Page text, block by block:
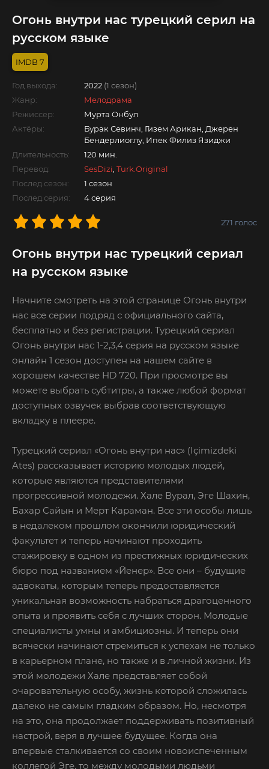
Огонь внутри нас турецкий серил на
русском языке
7
Год выхода: 2022 (1 сезон)
Жанр:
Мелодрама
Режиссер:
Мурта Онбул
Актёры:
Бурак Севинч, Гизем Арикан, Джерен
Бендерлиоглу, Ипек Филиз Язиджи
Длительность:
120 мин.
Перевод:
SesDizi Turk.Original
Послед.сезон:
1 сезон
Послед.серия:
4 серия
271 голос
Огонь внутри нас турецкий сериал
на русском языке
Начните смотреть на этой странице Огонь внутри
нас все серии подряд с официального сайта,
бесплатно и без регистрации. Турецкий сериал
Огонь внутри нас 1-2,3,4 серия на русском языке
онлайн 1 сезон доступен на нашем сайте в
хорошем качестве HD 720. При просмотре вы
можете выбрать субтитры, а также любой формат
доступных озвучек выбрав соответствующую
вкладку в плеере.
Турецкий сериал «Огонь внутри нас» (Içimizdeki
Ates) рассказывает историю молодых людей,
которые являются представителями
прогрессивной молодежи. Хале Вурал, Эге Шахин,
Бахар Сайын и Мерт Караман. Все эти особы лишь
в недалеком прошлом окончили юридический
факультет и теперь начинают проходить
стажировку в одном из престижных юридических
бюро под названием «Йенер». Все они – будущие
адвокаты, которым теперь предоставляется
уникальная возможность набраться драгоценного
опыта и проявить себя с лучших сторон. Молодые
специалисты умны и амбициозны. И теперь они
всячески начинают стремиться к успехам не только
в карьерном плане, но также и в личной жизни. Из
этой молодежи Хале представляет собой
очаровательную особу, жизнь которой сложилась
далеко не самым гладким образом. Но, несмотря
на это, она продолжает поддерживать позитивный
настрой, веря в лучшее будущее. Когда она
впервые сталкивается со своим новоиспеченным
коллегой Эге, то между молодыми людьми